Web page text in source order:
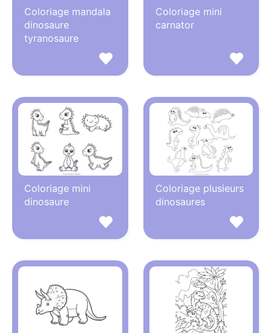
Coloriage mandala
dinosaure
tyranosaure
Coloriage mini
carnator
Coloriage mini
dinosaure
Coloriage plusieurs
dinosaures